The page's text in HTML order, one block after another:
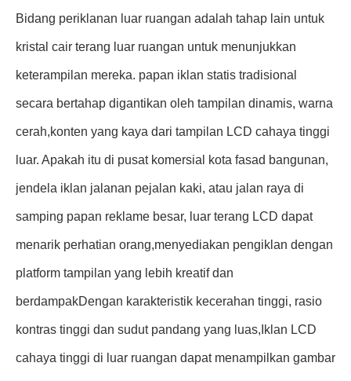
Bidang periklanan luar ruangan adalah tahap lain untuk
kristal cair terang luar ruangan untuk menunjukkan
keterampilan mereka. papan iklan statis tradisional
secara bertahap digantikan oleh tampilan dinamis, warna
cerah,konten yang kaya dari tampilan LCD cahaya tinggi
luar. Apakah itu di pusat komersial kota fasad bangunan,
jendela iklan jalanan pejalan kaki, atau jalan raya di
samping papan reklame besar, luar terang LCD dapat
menarik perhatian orang,menyediakan pengiklan dengan
platform tampilan yang lebih kreatif dan
berdampakDengan karakteristik kecerahan tinggi, rasio
kontras tinggi dan sudut pandang yang luas,Iklan LCD
cahaya tinggi di luar ruangan dapat menampilkan gambar